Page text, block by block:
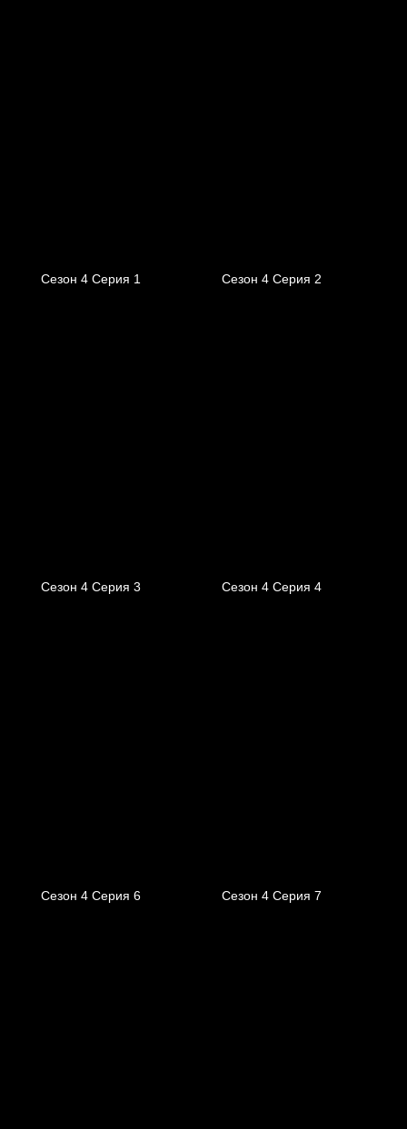
Сезон 4 Серия 1 Сезон 4 Серия 2
Сезон 4 Серия 3 Сезон 4 Серия 4
Сезон 4 Серия 6 Сезон 4 Серия 7